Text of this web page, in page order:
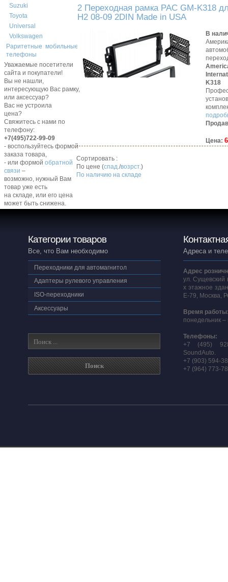
Suzuki
Toyota
Universal
Volkswagen
Раритетные мобильные
телефоны
Уважаемые посетители
сайта и покупатели!
Вы не нашли,
интересующую Вас рамку,
или аксессуар?
Вас не устроила
цена?
Свяжитесь с нами по
телефону:
+7(495)722-99-09
- воспользуйтесь формой
заказа товара,
- или формой обратной
связи –
возможно, нужный Вам
товар уже есть
на складе, или его цена
может быть снижена.
2 Переходная рамка PAC GM-K318
H2 08-09 2DIN Made in USA
В
K318
Цена:
Сортировать :
По цене (спад./возрст.)
По наличию на складе
Категории товаров
Все, что Вам необходимо
Переходники для автомагнитол
Адаптеры рулевого управления
ISO-переходники
Аксессуары
Адреса и
Адрес
ул. Сущевский
х этажное
E-79, Москва,
Время
понедельник –
Телефоны:
+7 (495)
SoundAuto.
+7 (903) 594-
+7 (964) 773-